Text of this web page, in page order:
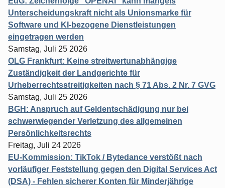
Unterscheidungskraft nicht als Unionsmarke für
Software und KI-bezogene Dienstleistungen
eingetragen werden
Samstag, Juli 25 2026
OLG Frankfurt: Keine streitwertunabhängige
Zuständigkeit der Landgerichte für
Urheberrechtsstreitigkeiten nach § 71 Abs. 2 Nr. 7 GVG
Samstag, Juli 25 2026
BGH: Anspruch auf Geldentschädigung nur bei
schwerwiegender Verletzung des allgemeinen
Persönlichkeitsrechts
Freitag, Juli 24 2026
EU-Kommission: TikTok / Bytedance verstößt nach
vorläufiger Feststellung gegen den Digital Services Act
(DSA) - Fehlen sicherer Konten für Minderjährige